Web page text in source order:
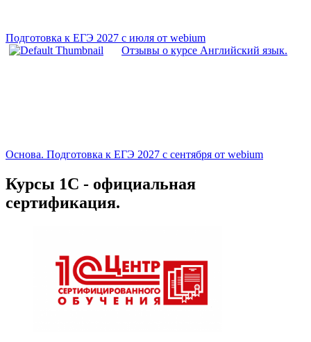
Подготовка к ЕГЭ 2027 с июля от webium
Отзывы о курсе Английский язык.
Основа. Подготовка к ЕГЭ 2027 с сентября от webium
Курсы 1С - официальная
сертификация.